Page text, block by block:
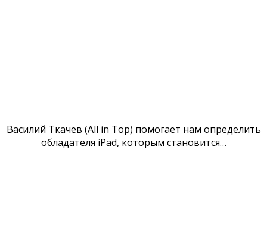
Василий Ткачев (All in Top) помогает нам определить
обладателя iPad, которым становится…